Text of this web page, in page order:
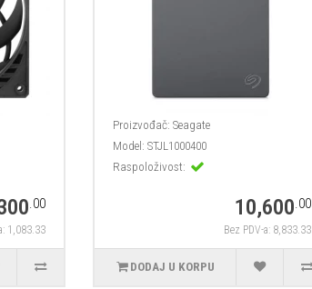
.00
1,083.33
Proizvođač: Seagate
Model: STJL1000400
Raspoloživost:
10,600.00
Bez PDV-a: 8,833.33
DODAJ U KORPU